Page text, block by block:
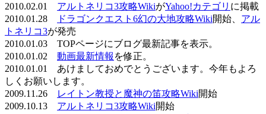
2010.02.01 アルトネリコ3攻略WikiがYahoo!カテゴリ に掲載
2010.01.28
ドラゴンクエスト6幻の大地攻略Wiki開始、 アル
トネリコ3が発売
2010.01.03 TOPページにブログ最新記事を表示。
2010.01.02 動画最新情報 を修正。
2010.01.01 あけましておめでとうございます。今年もよろ
しくお願いします。
2009.11.26
レイトン教授と魔神の笛攻略Wiki開始
2009.10.13 アルトネリコ3攻略Wiki開始